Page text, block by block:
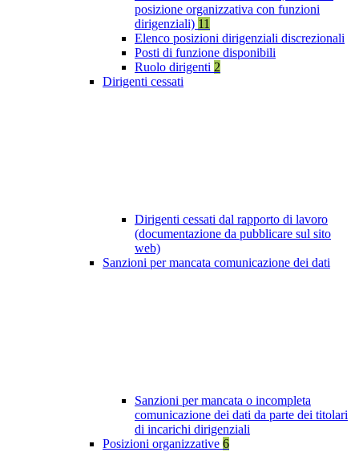
posizione organizzativa con funzioni
dirigenziali) 11
Elenco posizioni dirigenziali discrezionali
Posti di funzione disponibili
Ruolo dirigenti 2
Dirigenti cessati
Dirigenti cessati dal rapporto di lavoro
(documentazione da pubblicare sul sito
web)
Sanzioni per mancata comunicazione dei dati
Sanzioni per mancata o incompleta
comunicazione dei dati da parte dei titolari
di incarichi dirigenziali
Posizioni organizzative 6